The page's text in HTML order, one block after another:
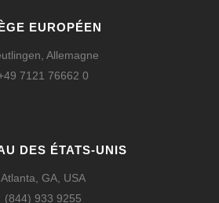
EUROPÉEN
Allemagne
7121 76662 0
DES ÉTATS-UNIS
Atlanta, GA, USA
(844) 933 9255